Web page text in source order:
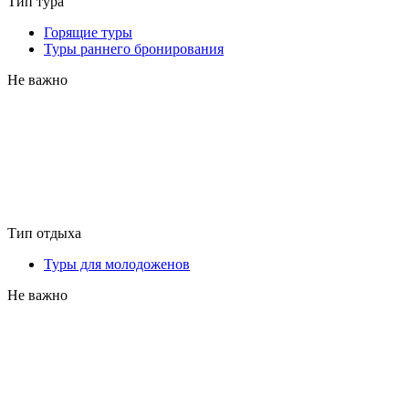
Горящие туры
Туры раннего бронирования
Не важно
Тип отдыха
Туры для молодоженов
Не важно